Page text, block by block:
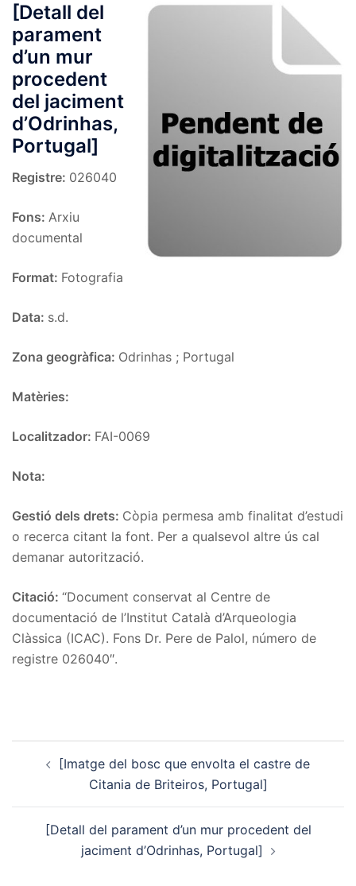
[Detall del
parament
d’un mur
procedent
del jaciment
d’Odrinhas,
Portugal]
Registre: 026040
Fons: Arxiu
documental
Format: Fotografia
Data: s.d.
Zona geogràfica: Odrinhas ; Portugal
Matèries:
Localitzador: FAI-0069
Nota:
Gestió dels drets: Còpia permesa amb finalitat d’estudi
o recerca citant la font. Per a qualsevol altre ús cal
demanar autorització.
Citació: “Document conservat al Centre de
documentació de l’Institut Català d’Arqueologia
Clàssica (ICAC). Fons Dr. Pere de Palol, número de
registre 026040″.
navigation
[Imatge del bosc que envolta el castre de
Citania de Briteiros, Portugal]
[Detall del parament d’un mur procedent del
jaciment d’Odrinhas, Portugal]